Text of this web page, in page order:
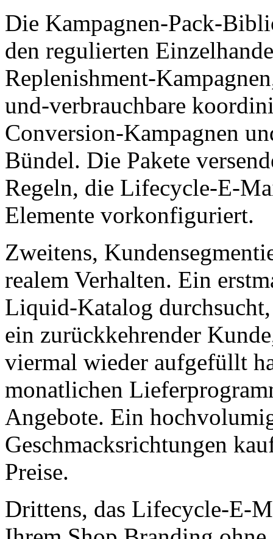
Die Kampagnen-Pack-
den regulierten
Replenishment-
und-verbrauchbare
Conversion-Kampagnen
Bündel. Die Pakete
Regeln, die Lifecycle-E-
Elemente vorkonfiguriert.
Zweitens,
realem Verhalten. Ein
Liquid-Katalog
ein zurückkehrender
viermal wieder aufgefüllt
monatlichen
Angebote. Ein
Geschmacksrichtungen
Preise.
Drittens, das Lifecycle-E-